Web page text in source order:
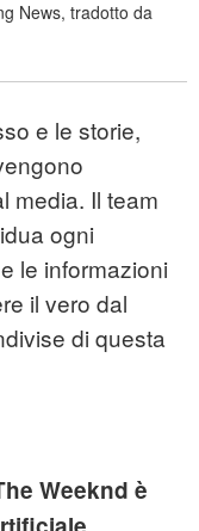
News, tradotto da
e le storie,
media. Il team
ogni
le informazioni
il vero dal
di questa
Weeknd è